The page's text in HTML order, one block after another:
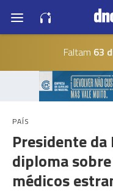
Faltam 63
PAÍS
Presidente
diploma
médicos